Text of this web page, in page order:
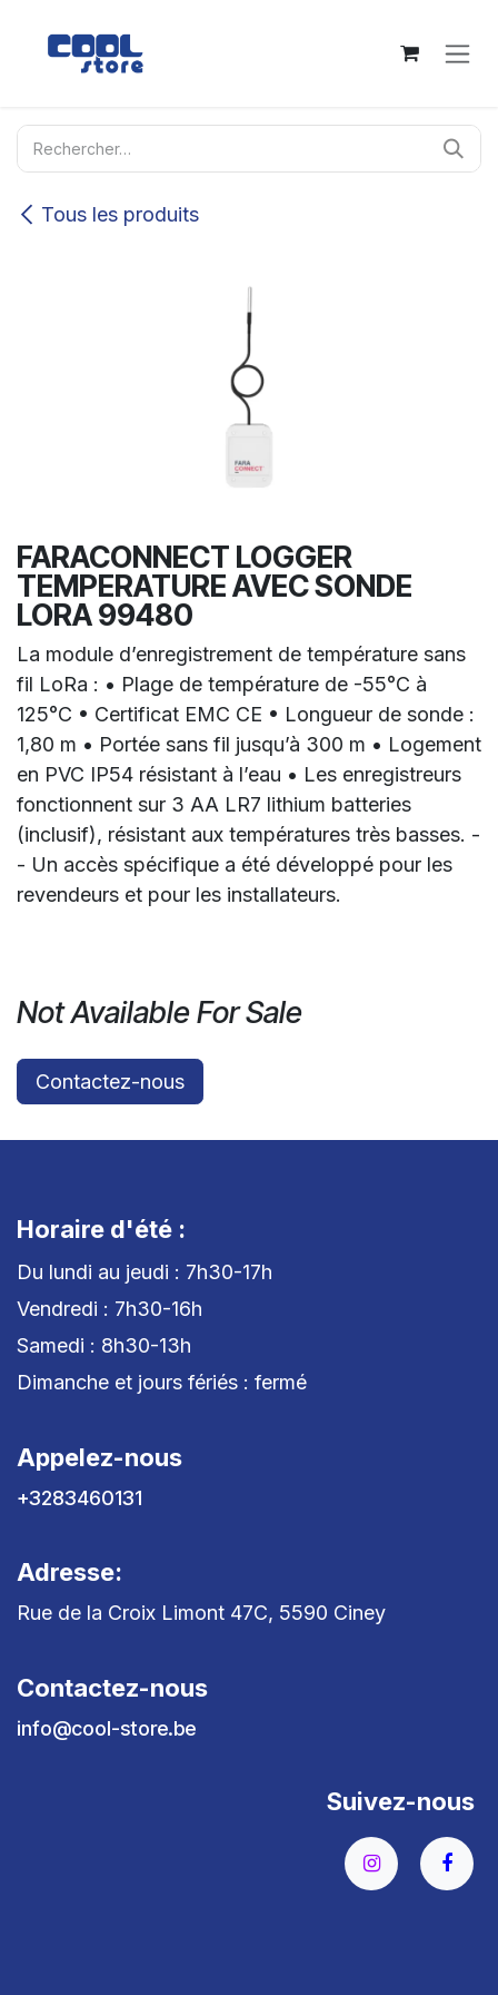
Tous les produits
FARACONNECT LOGGER
TEMPERATURE AVEC SONDE
LORA 99480
La module d’enregistrement de température sans
fil LoRa : • Plage de température de -55°C à
125°C • Certificat EMC CE • Longueur de sonde :
1,80 m • Portée sans fil jusqu’à 300 m • Logement
en PVC IP54 résistant à l’eau • Les enregistreurs
fonctionnent sur 3 AA LR7 lithium batteries
(inclusif), résistant aux températures très basses. -
- Un accès spécifique a été développé pour les
revendeurs et pour les installateurs.
Not Available For Sale
Contactez-nous
Horaire d'été :
Du lundi au jeudi : 7h30-17h
Vendredi : 7h30-16h
Samedi : 8h30-13h
Dimanche et jours fériés : fermé
Appelez-nous
+3283460131
Adresse:
Rue de la Croix Limont 47C, 5590 Ciney
Contactez-nous
info@cool-store.be
Suivez-nous